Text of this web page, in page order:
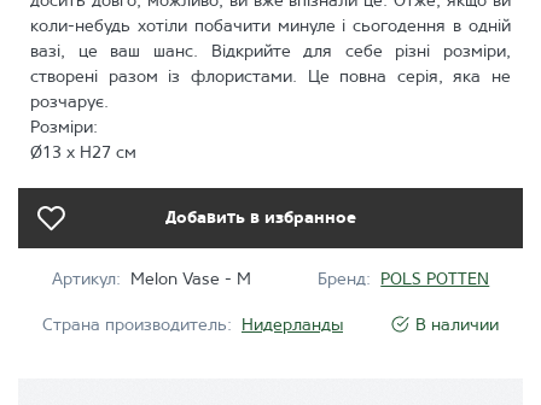
коли-небудь хотіли побачити минуле і сьогодення в одній
вазі, це ваш шанс. Відкрийте для себе різні розміри,
створені разом із флористами. Це повна серія, яка не
розчарує.
Розміри:
Ø13 x H27 см
Добавить в избранное
Артикул: Melon Vase - M Бренд: POLS POTTEN
Страна производитель: Нидерланды В наличии